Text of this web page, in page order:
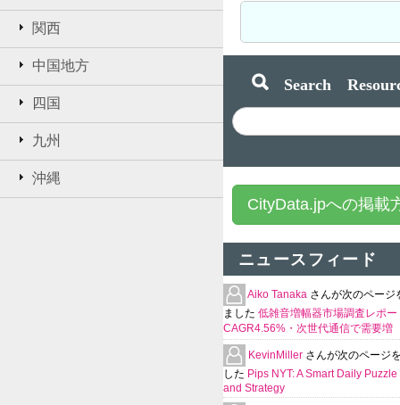
関西
中国地方
四国
九州
沖縄
Search
CityData.jpへの掲載
ニュースフィード
Aiko Tanaka さんが次のページ
ました 低雑音増幅器市場調査レポー
CAGR4.56%・次世代通信で需要増
KevinMiller さんが次のページ
した Pips NYT: A Smart Daily
and Strategy